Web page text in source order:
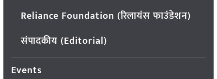
Reliance Foundation (रिलायंस फाउंडेशन)
संपादकीय (Editorial)
Events